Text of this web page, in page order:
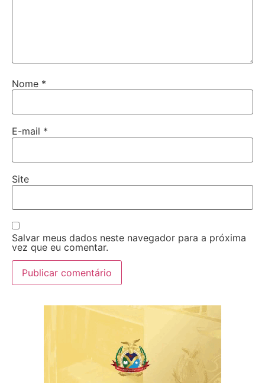
Nome *
E-mail *
Site
Salvar meus dados neste navegador para a próxima
vez que eu comentar.